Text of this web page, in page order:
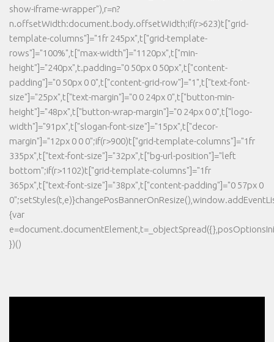
show-iframe-wrapper"),r=n?
n.offsetWidth:document.body.offsetWidth;if(r>623)t["grid-
template-columns"]="1fr 245px",t["grid-template-
rows"]="100%",t["max-width"]="1120px",t["min-
height"]="240px",t.padding="0 50px 0 50px",t["content-
padding"]="0 50px 0 0",t["content-grid-row"]="1",t["text-font-
size"]="25px",t["text-margin"]="0 0 24px 0",t["button-min-
height"]="48px",t["button-wrap-margin"]="0 24px 0 0",t["logo-
width"]="91px",t["slogan-font-size"]="15px",t["decor-
margin"]="12px 0 0 0";if(r>900)t["grid-template-columns"]="1fr
335px",t["text-font-size"]="32px",t["bg-url-position"]="left
bottom";if(r>1102)t["grid-template-columns"]="1fr
365px",t["text-font-size"]="38px",t["content-padding"]="0 57px 0
{var
})()